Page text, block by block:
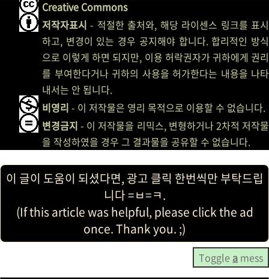
Creative Commons
저작자표시 - 적절한 출처와, 해당 라이센스 링크를 표시
하고, 변경이 있는 경우 공지해야 합니다. 합리적인 방식
으로 이렇게 하면 되지만, 이용 허락권자가 귀하에게 권리
를 부여한다거나 귀하의 사용을 허가한다는 내용을 나타
내서는 안 됩니다.
비영리 - 이 저작물은 영리 목적으로 이용할 수 없습니다.
변경금지 - 이 저작물을 리믹스, 변형하거나 2차적 저작물
을 작성하였을 경우 그 결과물을 공유할 수 없습니다.
이 글이 도움이 되셨다면, 광고 클릭 한번씩만 부탁드립
니다 =ㅂ=ㅋ.
(If this article was helpful, please click the ad
once. Thank you. ;)
Toggle a mess